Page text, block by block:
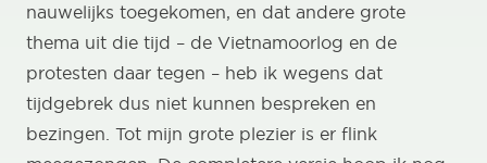
nauwelijks toegekomen, en dat andere grote
thema uit die tijd – de Vietnamoorlog en de
protesten daar tegen – heb ik wegens dat
tijdgebrek dus niet kunnen bespreken en
bezingen. Tot mijn grote plezier is er flink